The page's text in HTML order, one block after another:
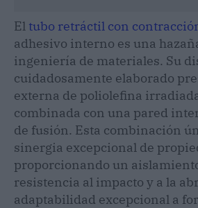
El tubo retráctil con
adhesivo interno es una
ingeniería de materiales. Su
cuidadosamente elaborado
externa de poliolefina
combinada con una pared
de fusión. Esta combinación
sinergia excepcional de
proporcionando un
resistencia al impacto y a la
adaptabilidad excepcional a